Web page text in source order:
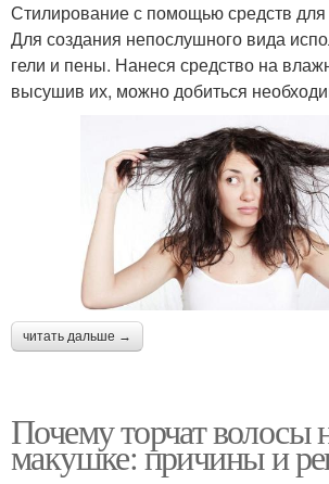
Стилирование с помощью средств
Для создания непослушного вида
гели и пены. Нанеся средство на
высушив их, можно добиться
читать дальше →
Почему торчат волосы
макушке: причины и